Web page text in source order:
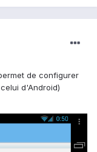
de configurer
d'Android)